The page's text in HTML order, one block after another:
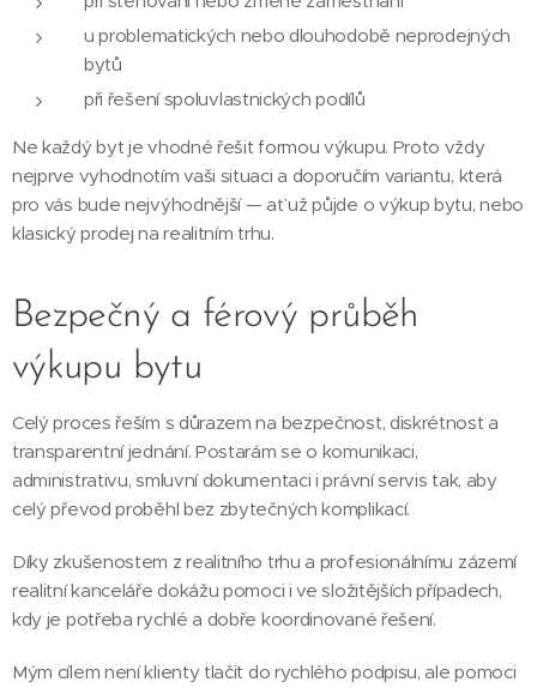
u problematických nebo dlouhodobě neprodejných
bytů
při řešení spoluvlastnických podílů
Ne každý byt je vhodné řešit formou výkupu. Proto vždy
nejprve vyhodnotím vaši situaci a doporučím variantu, která
pro vás bude nejvýhodnější — ať už půjde o výkup bytu, nebo
klasický prodej na realitním trhu.
Bezpečný a férový průběh
výkupu bytu
Celý proces řeším s důrazem na bezpečnost, diskrétnost a
transparentní jednání. Postarám se o komunikaci,
administrativu, smluvní dokumentaci i právní servis tak, aby
celý převod proběhl bez zbytečných komplikací.
Díky zkušenostem z realitního trhu a profesionálnímu zázemí
realitní kanceláře dokážu pomoci i ve složitějších případech,
kdy je potřeba rychlé a dobře koordinované řešení.
Mým cílem není klienty tlačit do rychlého podpisu, ale pomoci